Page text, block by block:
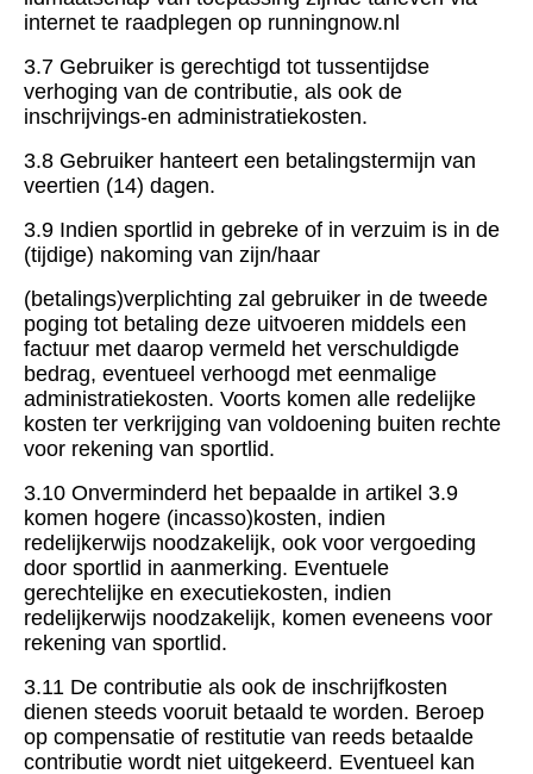
internet te raadplegen op runningnow.nl
3.7 Gebruiker is gerechtigd tot tussentijdse
verhoging van de contributie, als ook de
inschrijvings-en administratiekosten.
3.8 Gebruiker hanteert een betalingstermijn van
veertien (14) dagen.
3.9 Indien sportlid in gebreke of in verzuim is in de
(tijdige) nakoming van zijn/haar
(betalings)verplichting zal gebruiker in de tweede
poging tot betaling deze uitvoeren middels een
factuur met daarop vermeld het verschuldigde
bedrag, eventueel verhoogd met eenmalige
administratiekosten. Voorts komen alle redelijke
kosten ter verkrijging van voldoening buiten rechte
voor rekening van sportlid.
3.10 Onverminderd het bepaalde in artikel 3.9
komen hogere (incasso)kosten, indien
redelijkerwijs noodzakelijk, ook voor vergoeding
door sportlid in aanmerking. Eventuele
gerechtelijke en executiekosten, indien
redelijkerwijs noodzakelijk, komen eveneens voor
rekening van sportlid.
3.11 De contributie als ook de inschrijfkosten
dienen steeds vooruit betaald te worden. Beroep
op compensatie of restitutie van reeds betaalde
contributie wordt niet uitgekeerd. Eventueel kan